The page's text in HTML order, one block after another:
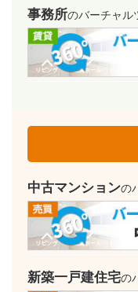
事務所のバーチャル
中古マンションの
新築一戸建住宅の